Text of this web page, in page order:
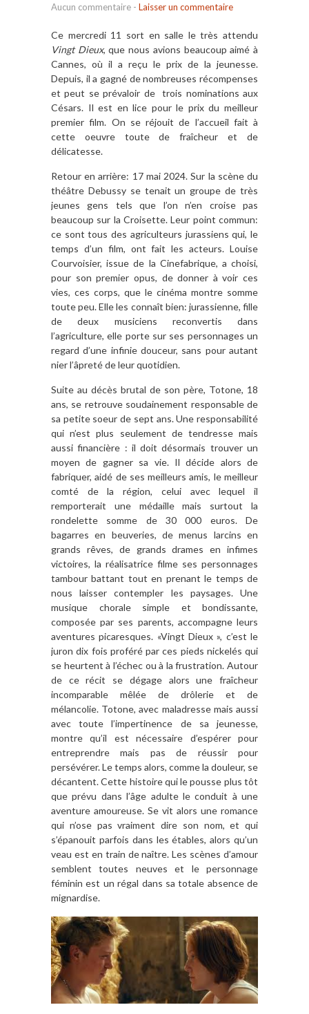
Aucun commentaire - Laisser un commentaire
Ce mercredi 11 sort en salle le très attendu
Vingt Dieux, que nous avions beaucoup aimé à
Cannes, où il a reçu le prix de la jeunesse.
Depuis, il a gagné de nombreuses récompenses
et peut se prévaloir de trois nominations aux
Césars. Il est en lice pour le prix du meilleur
premier film. On se réjouit de l’accueil fait à
cette oeuvre toute de fraîcheur et de
délicatesse.
Retour en arrière: 17 mai 2024. Sur la scène du
théâtre Debussy se tenait un groupe de très
jeunes gens tels que l’on n’en croise pas
beaucoup sur la Croisette. Leur point commun:
ce sont tous des agriculteurs jurassiens qui, le
temps d’un film, ont fait les acteurs. Louise
Courvoisier, issue de la Cinefabrique, a choisi,
pour son premier opus, de donner à voir ces
vies, ces corps, que le cinéma montre somme
toute peu. Elle les connaît bien: jurassienne, fille
de deux musiciens reconvertis dans
l’agriculture, elle porte sur ses personnages un
regard d’une infinie douceur, sans pour autant
nier l’âpreté de leur quotidien.
Suite au décès brutal de son père, Totone, 18
ans, se retrouve soudainement responsable de
sa petite soeur de sept ans. Une responsabilité
qui n’est plus seulement de tendresse mais
aussi financière : il doit désormais trouver un
moyen de gagner sa vie. Il décide alors de
fabriquer, aidé de ses meilleurs amis, le meilleur
comté de la région, celui avec lequel il
remporterait une médaille mais surtout la
rondelette somme de 30 000 euros. De
bagarres en beuveries, de menus larcins en
grands rêves, de grands drames en infimes
victoires, la réalisatrice filme ses personnages
tambour battant tout en prenant le temps de
nous laisser contempler les paysages. Une
musique chorale simple et bondissante,
composée par ses parents, accompagne leurs
aventures picaresques. «Vingt Dieux », c’est le
juron dix fois proféré par ces pieds nickelés qui
se heurtent à l’échec ou à la frustration. Autour
de ce récit se dégage alors une fraîcheur
incomparable mêlée de drôlerie et de
mélancolie. Totone, avec maladresse mais aussi
avec toute l’impertinence de sa jeunesse,
montre qu’il est nécessaire d’espérer pour
entreprendre mais pas de réussir pour
persévérer. Le temps alors, comme la douleur, se
décantent. Cette histoire qui le pousse plus tôt
que prévu dans l’âge adulte le conduit à une
aventure amoureuse. Se vit alors une romance
qui n’ose pas vraiment dire son nom, et qui
s’épanouit parfois dans les étables, alors qu’un
veau est en train de naître. Les scènes d’amour
semblent toutes neuves et le personnage
féminin est un régal dans sa totale absence de
mignardise.